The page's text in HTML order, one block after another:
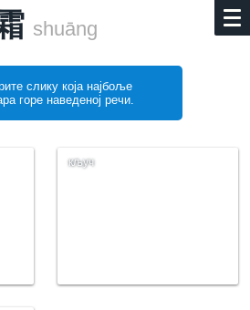
shuāng
слику која најбоље
горе наведеној речи.
кључ